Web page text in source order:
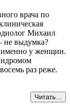
врача по
Михаил
выдумка?
именно у женщин.
раз реже.
Читать...